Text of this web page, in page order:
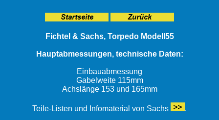
Fichtel & Sachs, Torpedo Modell55
Hauptabmessungen, technische Daten:
Einbauabmessung
Gabelweite 115mm
Achslänge 153 und 165mm
Teile-Listen und Infomaterial von Sachs .